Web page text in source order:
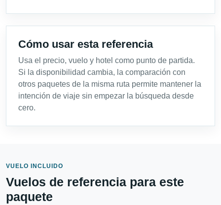
Cómo usar esta referencia
Usa el precio, vuelo y hotel como punto de partida.
Si la disponibilidad cambia, la comparación con
otros paquetes de la misma ruta permite mantener la
intención de viaje sin empezar la búsqueda desde
cero.
VUELO INCLUIDO
Vuelos de referencia para este
paquete